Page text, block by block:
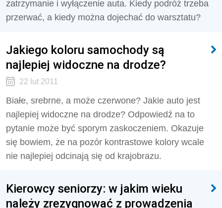
zatrzymanie i wyłączenie auta. Kiedy podróż trzeba
przerwać, a kiedy można dojechać do warsztatu?
Jakiego koloru samochody są
najlepiej widoczne na drodze?
22 lut 2011
Białe, srebrne, a może czerwone? Jakie auto jest
najlepiej widoczne na drodze? Odpowiedź na to
pytanie może być sporym zaskoczeniem. Okazuje
się bowiem, że na pozór kontrastowe kolory wcale
nie najlepiej odcinają się od krajobrazu.
Kierowcy seniorzy: w jakim wieku
należy zrezygnować z prowadzenia